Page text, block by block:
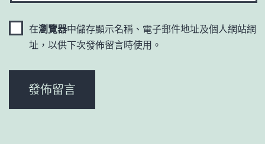
在瀏覽器中儲存顯示名稱、電子郵件地址及個人網站網
址，以供下次發佈留言時使用。